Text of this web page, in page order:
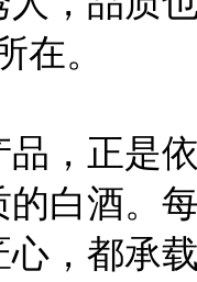
在。
品，正是
白酒。
，都承